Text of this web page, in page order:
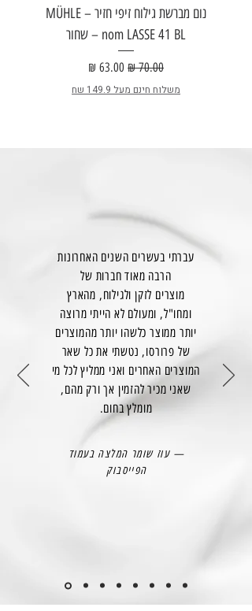
נום מברשת גילוח זיפי חזיר – MÜHLE
nom LASSE 41 BL – שחור
מחיר רגיל מחיר מבצע
משלוח חינם מעל 149.9 שח
עברתי בעשרים השנים האחרונות
הרבה מאוד חברות של
מוצרים לזקן ולגילוח, מהארץ
ומחו"ל, ומעולם לא הייתי מרוצה
יותר ממוצר כלשהו יותר מהמוצרים
של פרורסו, נטשתי את כל שאר
המוצרים האחרים ואני ממליץ לכל מי
שאני מכיר להזמין אך ורק מהם,
מומלץ בחום.
— עוז שומר המלצה בעמוד
הפייסבוק